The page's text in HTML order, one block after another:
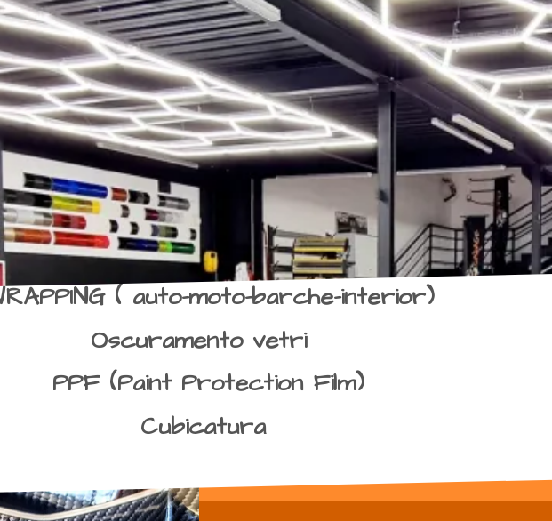
( auto-moto-barche-interior)
Oscuramento vetri
PPF (Paint Protection Film)
Cubicatura